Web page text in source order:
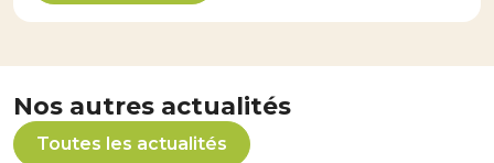
Nos autres actualités
Toutes les actualités